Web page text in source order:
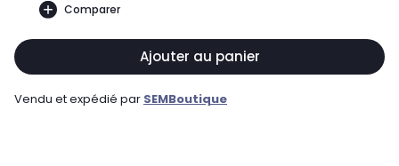
Comparer
Ajouter au panier
Vendu et expédié par SEMBoutique